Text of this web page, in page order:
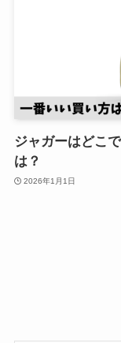
ジャガーはどこ
は？
2026年1月1日